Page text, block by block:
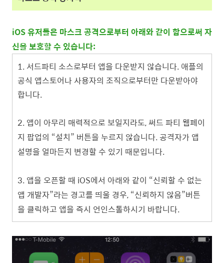
iOS 유저들은 마스크 공격으로부터 아래와 같이 함으로써 자
신을 보호할 수 있습니다:
1. 서드파티 소스로부터 앱을 다운받지 않습니다. 애플의
공식 앱스토어나 사용자의 조직으로부터만 다운받아야
합니다.
2. 앱이 아무리 매력적으로 보일지라도, 써드 파티 웹페이
지 팝업의 “설치” 버튼을 누르지 않습니다. 공격자가 앱
설명을 얼마든지 변경할 수 있기 때문입니다.
3. 앱을 오픈할 때 iOS에서 아래와 같이 “신뢰할 수 없는
앱 개발자”라는 경고를 띄울 경우, “신뢰하지 않음”버튼
을 클릭하고 앱을 즉시 언인스톨하시기 바랍니다.